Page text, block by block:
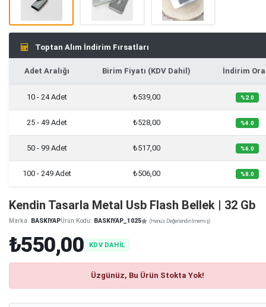
Toptan Alım İndirim Fırsatları
Adet Aralığı Birim Fiyatı (KDV Dahil) İndirim
10 - 24 Adet ₺539,00 %2.0
25 - 49 Adet ₺528,00 %4.0
50 - 99 Adet ₺517,00 %6.0
100 - 249 Adet ₺506,00 %8.0
Kendin Tasarla Metal Usb Flash Bellek | 32 Gb
Marka: BASKIYAPÜrün Kodu: BASKIYAP_1025 (Henüz Değerlendirilmemiş)
₺550,00 KDV DAHİL
Üzgünüz, Bu Ürün Stokta Yok!